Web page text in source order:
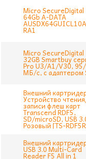
Micro SecureDigital
64Gb A-DATA
RA1
Micro SecureDigital
32GB Smartbuy
Pro U3/A1/V30,
МБ/с, с адаптером
Внешний
Устройство
записи флеш карт
Transcend RDF5,
SD/microSD, USB
Розовый [TS-
Внешний
USB 3.0 Multi-Card
Reader F5 All in 1